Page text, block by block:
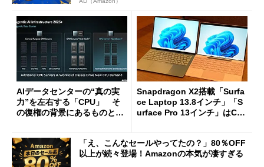
AIデータセンターの“真の実
力”を左右する「CPU」 そ
の復権の背景にあるものと
Snapdragon X2搭載「Surfa
ce Laptop 13.8インチ」「S
urface Pro 13インチ」はCop
た
「え、こんなセールやってたの？」80％OFF
以上が続々登場！Amazonの本気が凄すぎる